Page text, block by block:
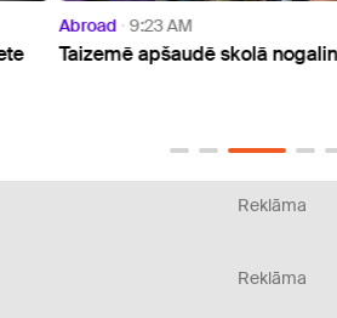
Abroad 9:23 AM
Taizemē apšaudē skolā
Reklāma
Reklāma